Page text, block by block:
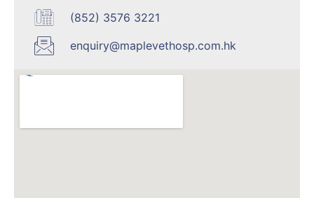
(852) 3576 3221
enquiry@maplevethosp.com.hk